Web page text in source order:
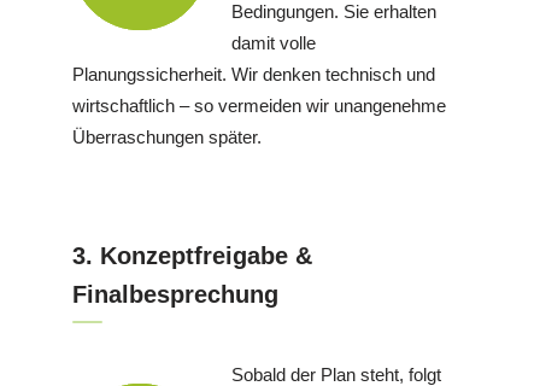
Bedingungen. Sie erhalten
damit volle
Planungssicherheit. Wir denken technisch und
wirtschaftlich – so vermeiden wir unangenehme
Überraschungen später.
3. Konzeptfreigabe &
Finalbesprechung
Sobald der Plan steht, folgt